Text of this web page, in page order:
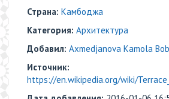
Страна: Камбоджа
Категория: Архитектура
Добавил: Axmedjanova Kamola
Источник:
https://en.wikipedia.org/wiki/